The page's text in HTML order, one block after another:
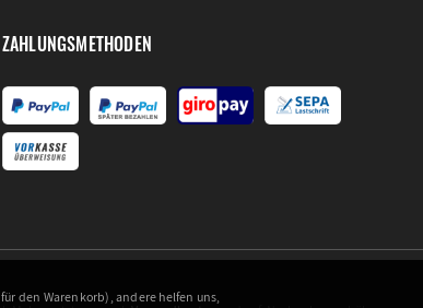
ZAHLUNGSMETHODEN
den Warenkorb), andere helfen uns,